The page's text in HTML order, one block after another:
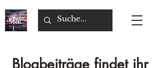
Blogbeiträge findet ihr